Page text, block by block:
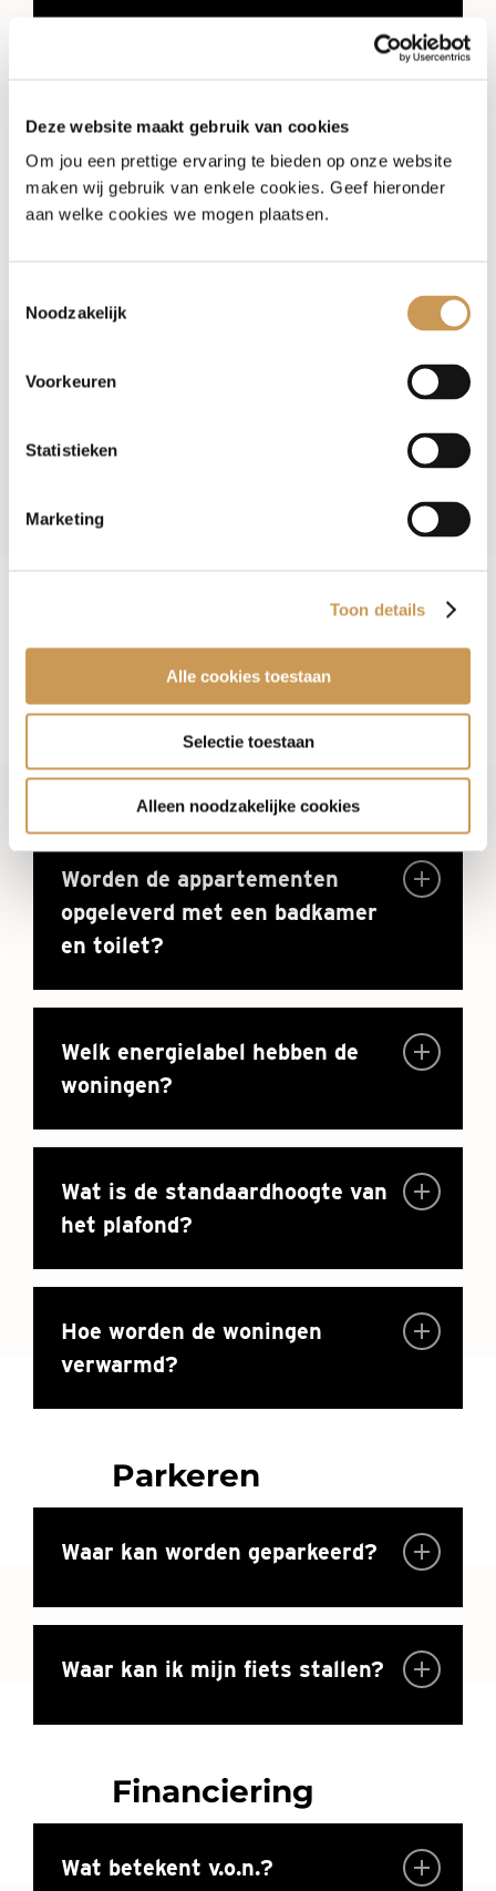
Deze website maakt gebruik van cookies
Om jou een prettige ervaring te bieden op onze website
maken wij gebruik van enkele cookies. Geef hieronder
aan welke cookies we mogen plaatsen.
Noodzakelijk
Voorkeuren
Statistieken
Marketing
Toon details
Alle cookies toestaan
Selectie toestaan
Alleen noodzakelijke cookies
The Triplets?
Planning
Wanneer start de verkoop?
Opleverniveau
Worden de appartementen
opgeleverd met een keuken?
Worden de appartementen
opgeleverd met een badkamer
en toilet?
Welk energielabel hebben de
woningen?
Wat is de standaardhoogte van
het plafond?
Hoe worden de woningen
verwarmd?
Parkeren
Waar kan worden geparkeerd?
Waar kan ik mijn fiets stallen?
Financiering
Wat betekent v.o.n.?